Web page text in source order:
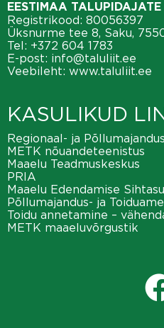
EESTIMAA TALUPIDAJATE
Registrikood: 80056397
Üksnurme tee 8, Saku,
Tel: +372 604 1783
E-post: info@taluliit.ee
Veebileht: www.taluliit.ee
KASULIKUD
Regionaal- ja
METK nõuandeteenistus
Maaelu Teadmuskeskus
PRIA
Maaelu Edendamise
Põllumajandus- ja
Toidu annetamine –
METK maaeluvõrgustik